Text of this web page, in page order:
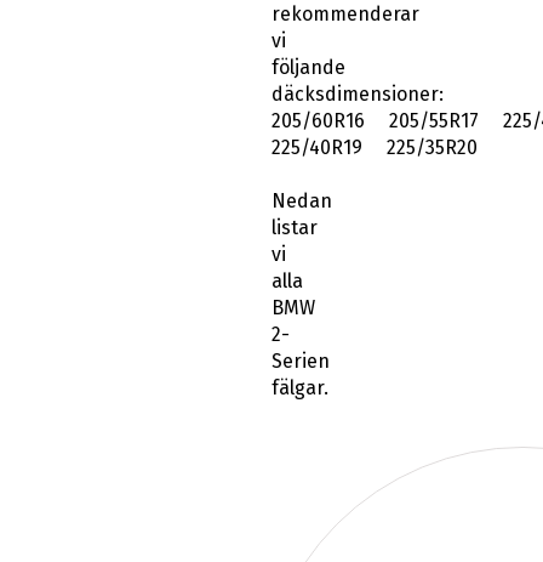
rekommenderar
vi
följande
däcksdimensioner:
205/60R16 205/55R17 225/
225/40R19 225/35R20
Nedan
listar
vi
alla
BMW
2-
Serien
fälgar.